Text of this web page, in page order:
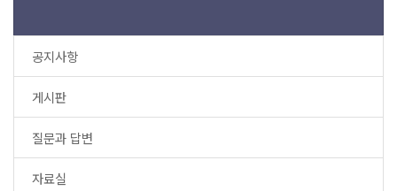
공지사항
게시판
질문과 답변
자료실